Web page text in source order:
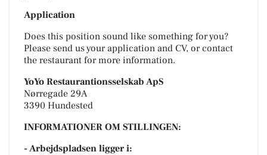
Application
Does this position sound like something for you?
Please send us your application and CV, or contact
the restaurant for more information.
YoYo Restaurantionsselskab ApS
Nørregade 29A
3390 Hundested
INFORMATIONER OM STILLINGEN:
- Arbejdspladsen ligger i: